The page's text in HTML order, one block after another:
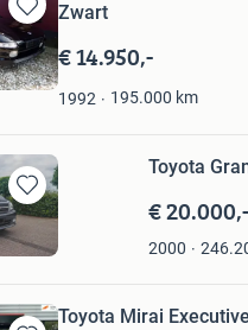
Bewaren
in
Mijn
Favorieten
Zwart
€ 14.950,-
1992 195.000 km
Bewaren
in
Mijn
Toyota
€ 20.000,-
2000
Toyota Mirai